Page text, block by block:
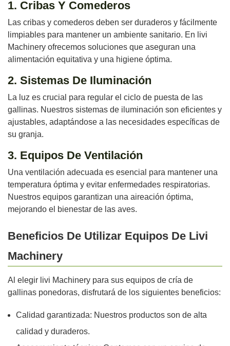
1. Cribas Y Comederos
Las cribas y comederos deben ser duraderos y fácilmente
limpiables para mantener un ambiente sanitario. En livi
Machinery ofrecemos soluciones que aseguran una
alimentación equitativa y una higiene óptima.
2. Sistemas De Iluminación
La luz es crucial para regular el ciclo de puesta de las
gallinas. Nuestros sistemas de iluminación son eficientes y
ajustables, adaptándose a las necesidades específicas de
su granja.
3. Equipos De Ventilación
Una ventilación adecuada es esencial para mantener una
temperatura óptima y evitar enfermedades respiratorias.
Nuestros equipos garantizan una aireación óptima,
mejorando el bienestar de las aves.
Beneficios De Utilizar Equipos De Livi
Machinery
Al elegir livi Machinery para sus equipos de cría de
gallinas ponedoras, disfrutará de los siguientes beneficios:
Calidad garantizada: Nuestros productos son de alta
calidad y duraderos.